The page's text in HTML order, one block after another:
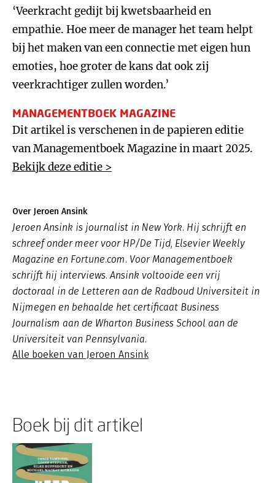
‘Veerkracht gedijt bij kwetsbaarheid en
empathie. Hoe meer de manager het team helpt
bij het maken van een connectie met eigen hun
emoties, hoe groter de kans dat ook zij
veerkrachtiger zullen worden.’
MANAGEMENTBOEK MAGAZINE
Dit artikel is verschenen in de papieren editie
van Managementboek Magazine in maart 2025.
Bekijk deze editie >
Over Jeroen Ansink
Jeroen Ansink is journalist in New York. Hij schrijft en
schreef onder meer voor HP/De Tijd, Elsevier Weekly
Magazine en Fortune.com. Voor Managementboek
schrijft hij interviews. Ansink voltooide een vrij
doctoraal in de Letteren aan de Radboud Universiteit in
Nijmegen en behaalde het certificaat Business
Journalism aan de Wharton Business School aan de
Universiteit van Pennsylvania.
Alle boeken van Jeroen Ansink
Boek bij dit artikel